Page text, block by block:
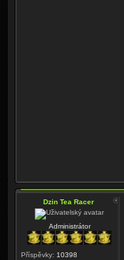
Dzin Tea Racer
Administrátor
Příspěvky: 10398